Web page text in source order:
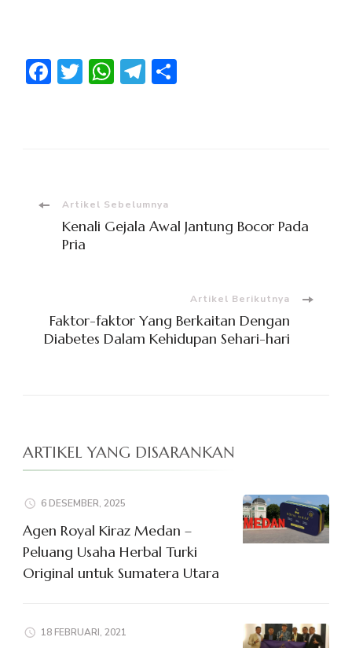
Facebook
Twitter
WhatsApp
Telegram
Navigasi
Artikel
Artikel Sebelumnya
Kenali Gejala Awal Jantung Bocor Pada
Pria
Artikel Berikutnya
Faktor-faktor Yang Berkaitan Dengan
Diabetes Dalam Kehidupan Sehari-hari
ARTIKEL YANG DISARANKAN
6 DESEMBER, 2025
Agen Royal Kiraz Medan –
Peluang Usaha Herbal Turki
Original untuk Sumatera Utara
18 FEBRUARI, 2021